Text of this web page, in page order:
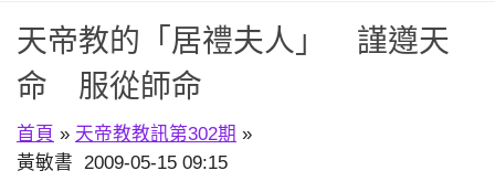
天帝教的「居禮夫人」 謹遵天
命 服從師命
首頁 » 天帝教教訊第302期 »
黃敏書 2009-05-15 09:15